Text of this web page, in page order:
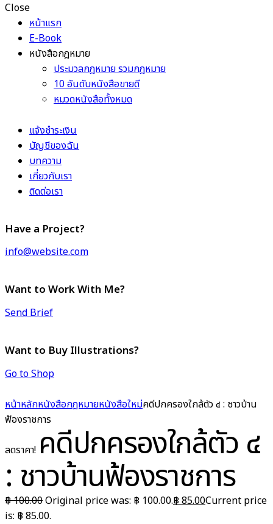
Close
หน้าแรก
E-Book
หนังสือกฎหมาย
ประมวลกฎหมาย รวมกฎหมาย
10 อันดับหนังสือขายดี
หมวดหนังสือทั้งหมด
แจ้งชำระเงิน
บัญชีของฉัน
บทความ
เกี่ยวกับเรา
ติดต่อเรา
Have a Project?
info@website.com
Want to Work With Me?
Send Brief
Want to Buy Illustrations?
Go to Shop
หน้าหลักหนังสือกฎหมายหนังสือใหม่คดีปกครองใกล้ตัว ๔ : ชาวบ้าน
ฟ้องราชการ
ลดราคา! คดีปกครองใกล้ตัว ๔
: ชาวบ้านฟ้องราชการ
฿100.00Original price was: ฿ 100.00.฿ 85.00Current price
is: ฿ 85.00.